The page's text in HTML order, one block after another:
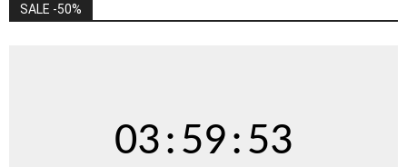
SALE -50%
03:59:52